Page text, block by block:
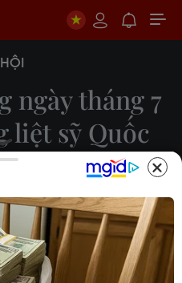
ngày tháng 7
liệt sỹ Quốc
9
04:27
Đường 9 (Quảng Trị)
anh hùng, liệt sỹ đã